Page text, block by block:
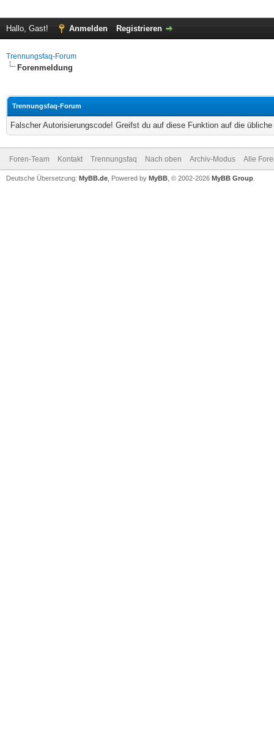
Hallo, Gast! Anmelden Registrieren
Trennungsfaq-Forum
Forenmeldung
Trennungsfaq-Forum
Falscher Autorisierungscode! Greifst du auf diese Funktion auf die
Foren-Team Kontakt Trennungsfaq Nach oben Archiv-Modus Alle
Deutsche Übersetzung: MyBB.de , Powered by MyBB , © 2002-2026 MyBB Group